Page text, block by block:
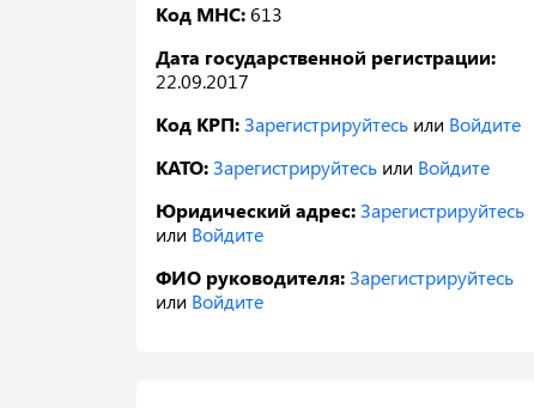
Код МНС:613
Дата государственной регистрации:
22.09.2017
Код КРП:Зарегистрируйтесь или Войдите
КАТО:Зарегистрируйтесь или Войдите
Юридический адрес:Зарегистрируйтесь
или Войдите
ФИО руководителя:Зарегистрируйтесь
или Войдите